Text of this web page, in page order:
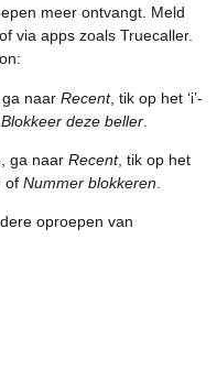
meer ontvangt. Meld
via apps zoals Truecaller.
naar Recent, tik op het ‘i’-
Blokkeer deze beller
ga naar Recent, tik op het
of Nummer blokkeren
oproepen van